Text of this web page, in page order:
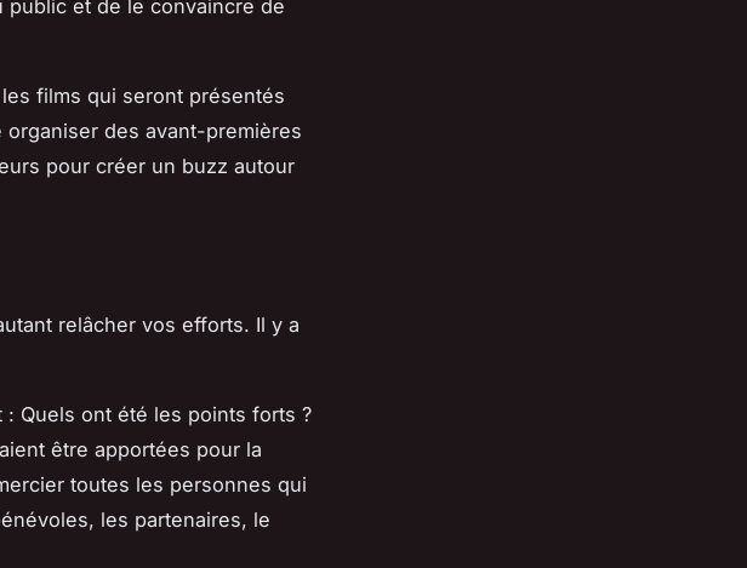
et de le convaincre de
films qui seront présentés
des avant-premières
pour créer un buzz autour
relâcher vos efforts. Il y a
Quels ont été les points forts ?
être apportées pour la
toutes les personnes qui
les partenaires, le